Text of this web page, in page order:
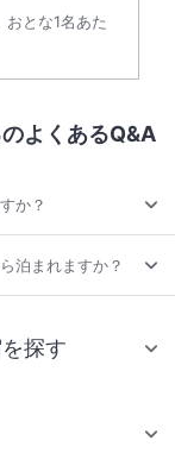
おとな1名あた
よくあるQ&A
か？
泊まれますか？
探す